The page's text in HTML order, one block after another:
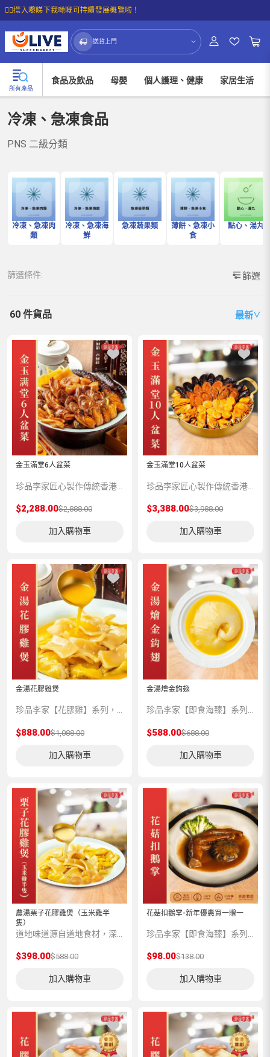
☝🏼㩒入嚟睇下我哋嘅可持續發展概覽啦！
送貨上門
所有產品
食品及飲品 母嬰 個人護理、健康 家居生活
冷凍、急凍食品
PNS 二級分類
冷凍、急凍肉
類
冷凍、急凍海
鮮
急凍蔬果類
薄餅、急凍小
食
點心、湯丸
篩選條件: 篩選
60 件貨品 最新∨
金玉滿堂6人盆菜
$2,288.00$2,888.00
加入購物車
金玉滿堂10人盆菜
$3,388.00$3,988.00
加入購物車
金湯花膠雞煲
珍品李家【花膠雞】系列，嚴選上乘品質的深海魚膠和一年半以上的玉米雞，再由香港老師傅為顧客預先匠心製作，珍餚湯底足足熬製12個小時，湯香絕不添加香精、味精、雞精提鮮；湯濃絕不添加增稠劑增稠。
$888.00$1,088.00
加入購物車
金湯燴金鈎翅
珍品李家【即食海臻】系列，嚴選上乘品質的海味珍品，再由香港老師傅為顧客預先匠心製作，並科學低溫處理保存，方便顧客將星級美味帶回家與親友共享。
$588.00$688.00
加入購物車
農湯栗子花膠雞煲（玉米雞半
隻）
$398.00$588.00
加入購物車
花菇扣鵝掌-新年優惠買一贈一
$98.00$138.00
加入購物車